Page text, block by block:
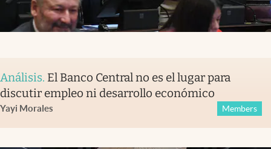
Análisis. El Banco Central no es el lugar para
discutir empleo ni desarrollo económico
Yayi Morales Members